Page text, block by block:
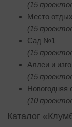
(15
Место
(15
Сад №1
(15
Аллеи и
(15
Новогодняя
(10
Каталог